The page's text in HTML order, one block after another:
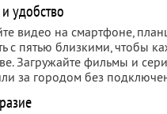
и удобство
видео на смартфоне,
с пятью близкими, чтобы
Загружайте фильмы и
за городом без